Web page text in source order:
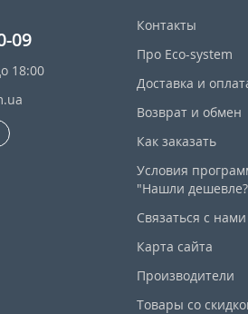
09
18:00
Контакты
Про Eco-system
Доставка и
Возврат и обмен
Как заказать
Условия
"Нашли
Связаться с нами
Карта сайта
Производители
Товары со